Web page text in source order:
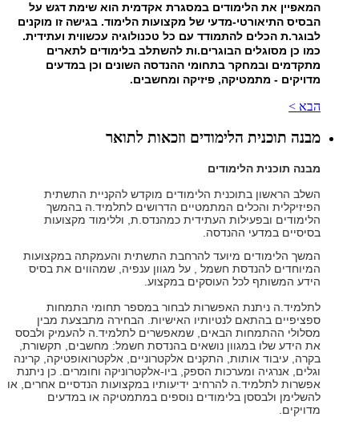
המאפיין את הלימודים במסגרת אקדמית הוא שימת דגש על
הבסיס התיאורטי-מדעי של מקצועות הלימוד. בגישה זו מוקנים
לבוגר.ת הכלים להתמודד עם כל טכנולוגיה עכשווית ועתידית.
כמו כן מסוגלים הבוגרים.ות להשתלב בלימודים לתארים
מתקדמים ובמחקר בתחומי ההנדסה השונים וכן במדעים
מדויקים - מתמטיקה, פיזיקה ומחשבים.
הבא >
מבנה תוכנית הלימודים וזכאות לתואר
מבנה תוכנית הלימודים
השלב הראשון בתוכנית הלימודים מוקדש להקניית התשתית
הפיזיקלית והכלים המתמטיים הדרושים לתלמיד.ה בהמשך
הלימודים ובפעילות העתידית כמהנדס.ת, וללימוד מקצועות
בסיסיים במדעי ההנדסה.
המשך הלימודים מיועד להרחבת התשתית והעמקתה במקצועות
המיוחדים להנדסת חשמל , על מגוון ענפיה, שמהווים את בסיס
הידע המשותף לכל העוסקים במקצוע.
לתלמיד.ה ניתנת האפשרות לבחור במספר תחומי התמחות
ספציפיים בהתאם לנטיותיו האישיות. הבחירה מתבצעת מבין
מסלולי ההתמחות הבאים, שמאפשרים לתלמיד.ה להעמיק ולבסס
את הידע שלו במגוון נושאים בהנדסת חשמל: מחשבים, תקשורת,
בקרה, עיבוד אותות, התקנים אלקטרוניים, אלקטרואופטיקה, קרינה
וגלים, אנרגיה ומערכות הספק, ביו-אלקטרוניקה וחומרים. כן ניתנת
אפשרות לתלמיד.ה להרחיב ידיעותיו במקצועות הנדסיים אחרים, או
להשלימן ולבססן בלימודים נוספים במתמטיקה או במדעים
מדויקים.